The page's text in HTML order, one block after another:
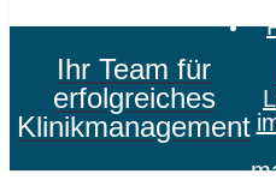
Ihr Team für
erfolgreiches
Klinikmanagement